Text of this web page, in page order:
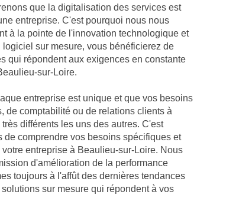
que la digitalisation des services est
entreprise. C'est pourquoi nous nous
à la pointe de l'innovation technologique et
sur mesure, vous bénéficierez de
qui répondent aux exigences en constante
sur-Loire.
entreprise est unique et que vos besoins
de comptabilité ou de relations clients à
différents les uns des autres. C'est
de comprendre vos besoins spécifiques et
entreprise à Beaulieu-sur-Loire. Nous
d'amélioration de la performance
toujours à l'affût des dernières tendances
sur mesure qui répondent à vos